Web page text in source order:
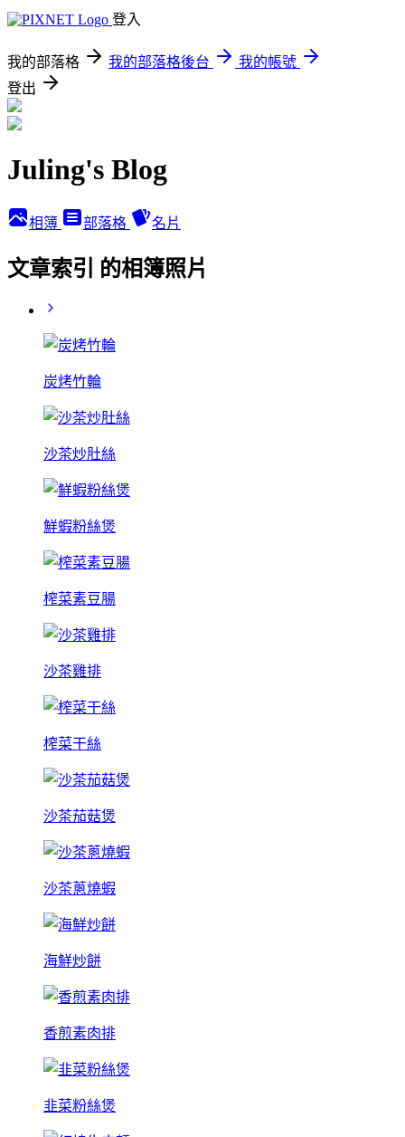
登入
我的部落格 我的部落格後台
我的帳號
登出
Juling's Blog
相簿 部落格 名片
文章索引 的相簿照片
炭烤竹輪
沙茶炒肚絲
鮮蝦粉絲煲
榨菜素豆腸
沙茶雞排
榨菜干絲
沙茶茄菇煲
沙茶蔥燒蝦
海鮮炒餅
香煎素肉排
韭菜粉絲煲